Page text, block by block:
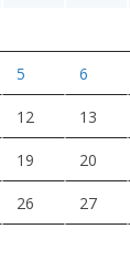
5 6
12 13
19 20
26 27